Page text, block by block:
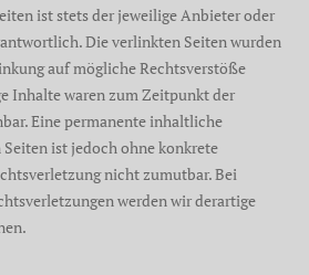
ist stets der jeweilige Anbieter oder
Die verlinkten Seiten wurden
auf mögliche Rechtsverstöße
Inhalte waren zum Zeitpunkt der
Eine permanente inhaltliche
ist jedoch ohne konkrete
nicht zumutbar. Bei
werden wir derartige